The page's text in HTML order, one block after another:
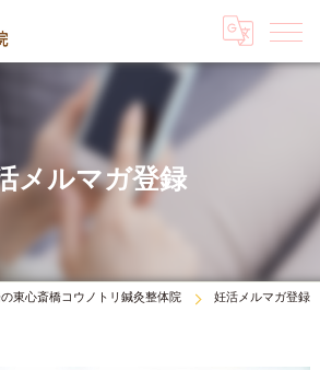
メルマガ登録
東心斎橋コウノトリ鍼灸整体院 妊活メルマガ登録